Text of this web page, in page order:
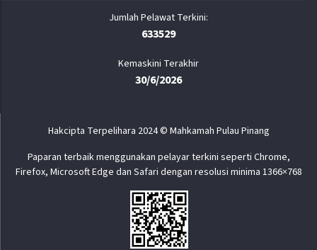
633529
Kemaskini Terakhir
30/6/2026
Hakcipta Terpelihara 2024 © Mahkamah Pulau Pinang
Paparan terbaik menggunakan pelayar terkini seperti Chrome,
Firefox, Microsoft Edge dan Safari dengan resolusi minima 1366×768